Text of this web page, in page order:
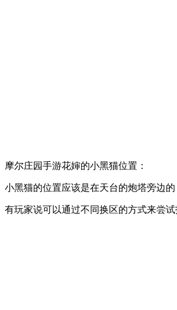
摩尔庄园手游花婶的小黑猫位置：
小黑猫的位置应该是在天台的炮塔旁边
有玩家说可以通过不同换区的方式来尝